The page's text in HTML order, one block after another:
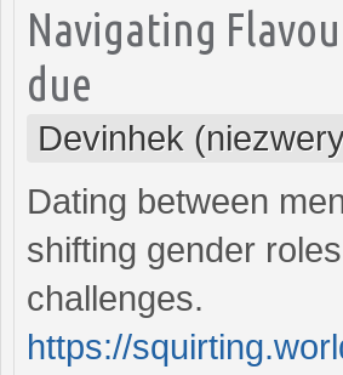
Navigating
due
Devinhek
Dating between
shifting gender
challenges.
https://